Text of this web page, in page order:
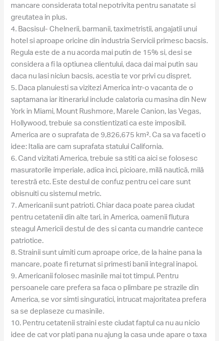
mancare considerata total nepotrivita pentru sanatate si
greutatea in plus.
4. Bacsisul- Chelnerii, barmanii, taximetristii, angajatii unui
hotel si aproape oricine din industria Servicii primesc bacsis.
Regula este de a nu acorda mai putin de 15% si, desi se
considera a fi la optiunea clientului, daca dai mai putin sau
daca nu lasi niciun bacsis, acestia te vor privi cu dispret.
5. Daca planuiesti sa vizitezi America intr-o vacanta de o
saptamana iar itinerariul include calatoria cu masina din New
York in Miami, Mount Rushmore, Marele Canion, las Vegas,
Hollywood, trebuie sa constientizati ca este imposibil.
America are o suprafata de 9,826,675 km². Ca sa va faceti o
idee: Italia are cam suprafata statului California.
6. Cand vizitati America, trebuie sa stiti ca aici se folosesc
masuratorile imperiale, adica inci, picioare, milă nautică, milă
terestră etc. Este destul de confuz pentru cei care sunt
obisnuiti cu sistemul metric.
7. Americanii sunt patrioti. Chiar daca poate parea ciudat
pentru cetatenii din alte tari, in America, oamenii flutura
steagul Americii destul de des si canta cu mandrie cantece
patriotice.
8. Strainii sunt uimiti cum aproape orice, de la haine pana la
mancare, poate fi returnat si primesti banii integral inapoi.
9. Americanii folosec masinile mai tot timpul. Pentru
persoanele care prefera sa faca o plimbare pe strazile din
America, se vor simti singuratici, intrucat majoritatea prefera
sa se deplaseze cu masinile.
10. Pentru cetatenii straini este ciudat faptul ca nu au nicio
idee de cat vor plati pana nu ajung la casa unde apare o taxa